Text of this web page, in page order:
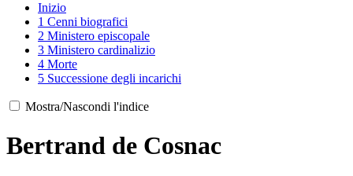
Inizio
1 Cenni biografici
2 Ministero episcopale
3 Ministero cardinalizio
4 Morte
5 Successione degli incarichi
Mostra/Nascondi l'indice
Bertrand de Cosnac